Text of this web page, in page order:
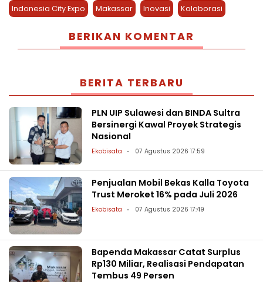
Indonesia City Expo Makassar Inovasi Kolaborasi
BERIKAN KOMENTAR
BERITA TERBARU
PLN UIP Sulawesi dan BINDA Sultra
Bersinergi Kawal Proyek Strategis
Nasional
Ekobisata 07 Agustus 2026 17:59
Penjualan Mobil Bekas Kalla Toyota
Trust Meroket 16% pada Juli 2026
Ekobisata 07 Agustus 2026 17:49
Bapenda Makassar Catat Surplus
Rp130 Miliar, Realisasi Pendapatan
Tembus 49 Persen